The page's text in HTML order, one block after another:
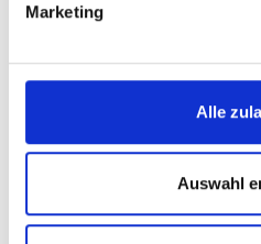
Marketing
Alle
Auswahl
aufweisen, die alle
welches von einer
Kunden genutzt wird.
ausreichend
abgeschlossene